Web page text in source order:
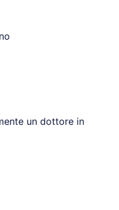
un dottore in